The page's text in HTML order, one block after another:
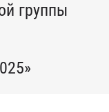
группы